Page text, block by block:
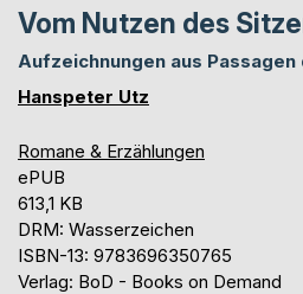
Vom Nutzen des
Aufzeichnungen aus Passagen
Hanspeter Utz
Romane & Erzählungen
ePUB
613,1 KB
DRM: Wasserzeichen
ISBN-13: 9783696350765
Verlag: BoD - Books on Demand